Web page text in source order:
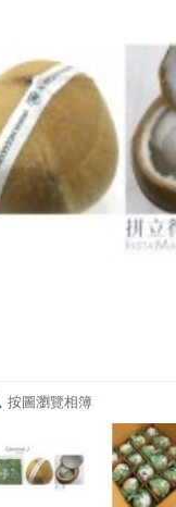
按圖瀏覽相簿